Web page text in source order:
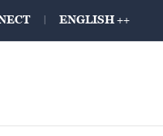
ENGLISH ++